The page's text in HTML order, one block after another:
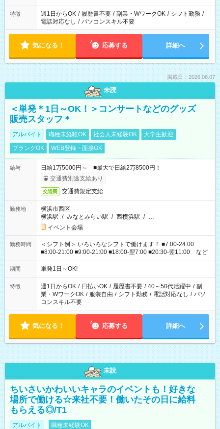
特徴 週1日からOK / 履歴書不要 / 副業・WワークOK / シフト勤務 /
電話対応なし / パソコンスキル不要
気になる！ 応募する 詳細へ
掲載日：2026.08.07
未読
＜単発＊1日～OK！＞コンサートなどのグッズ
販売スタッフ＊
アルバイト 職種未経験OK 社会人未経験OK
大学生歓迎
ブランクOK
WEB登録・面接OK
給与
日給1万5000円～ ■最大で日給2万8500円！
交通費別途支給あり
交通費 交通費規定支給
勤務地
横浜市西区
横浜駅 / みなとみらい駅 / 西横浜駅 / …
イベント会場
勤務時間
＜シフト例＞ いろいろなシフトで働けます！ ■7:00-24:00
■8:00-21:00 ■9:00-21:00 ■18:00-翌7:00 ■20:30-翌11:00 など
期間 単発1日～OK!
特徴 週1日からOK / 日払いOK / 履歴書不要 / 40～50代活躍中 / 副
業・WワークOK / 服装自由 / シフト勤務 / 電話対応なし / パソ
コンスキル不要
気になる！ 応募する 詳細へ
未読
ちいさいかわいいキャラのイベントも！好きな
場所で働ける☆来社不要！働いたその日に給料
もらえる◎/T1
アルバイト 職種未経験OK